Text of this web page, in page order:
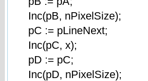
Inc(pB, nPixelSize);
pC := pLineNext;
Inc(pC, x);
pD := pC;
Inc(pD, nPixelSize);